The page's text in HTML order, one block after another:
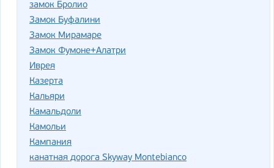
замок Бролио
Замок Буфалини
Замок Мирамаре
Замок Фумоне+Алатри
Иврея
Казерта
Кальяри
Камальдоли
Камольи
Кампания
канатная дорога Skyway Montebianco